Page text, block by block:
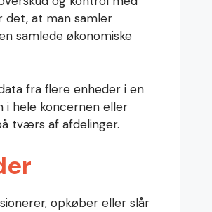
det, at man samler
samlede økonomiske
fra flere enheder i en
i hele koncernen eller
tværs af afdelinger.
opkøber eller slår